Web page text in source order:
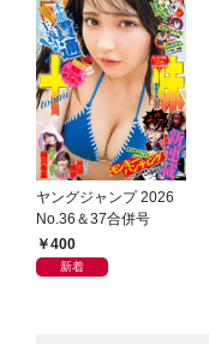
ヤングジャンプ 2026
No.36＆37合併号
400
新着